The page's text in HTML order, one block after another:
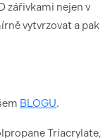
zářivkami nejen v
vytvrzovat a pak
BLOGU.
Triacrylate,